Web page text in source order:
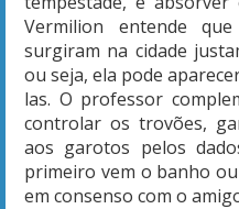
Vermilion entende
surgiram na cidade
ou seja, ela pode
las. O professor
controlar os trovões,
aos garotos pelos
primeiro vem o banho
em consenso com o